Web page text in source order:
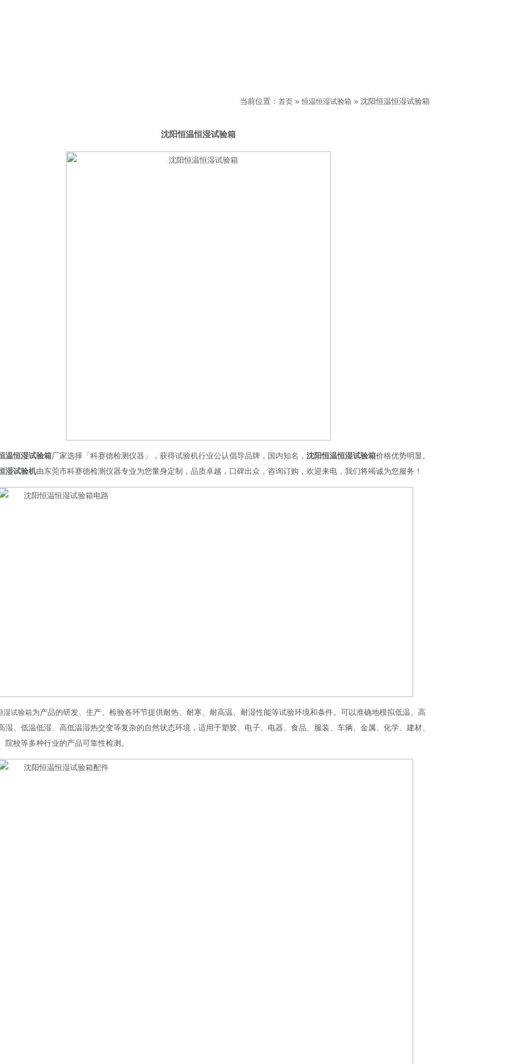
当前位置： 首页 »恒温恒湿试验箱 » 沈阳恒温恒湿试验箱
沈阳恒温恒湿试验箱
温恒湿试验箱厂家选择「科赛德检测仪器」，获得试验机行业公认倡导品牌，国内知名， 沈阳恒温恒湿试验箱价格优势明显。
湿试验机由东莞市科赛德检测仪器专业为您量身定制，品质卓越，口碑出众，咨询订购，欢迎来电，我们将竭诚为您服务！
湿试验箱为产品的研发、生产、检验各环节提供耐热、耐寒、耐高温、耐湿性能等试验环境和条件。可以准确地模拟低温、高
湿、低温低湿、高低温湿热交变等复杂的自然状态环境，适用于塑胶、电子、电器、食品、服装、车辆、金属、化学、建材、
院校等多种行业的产品可靠性检测。